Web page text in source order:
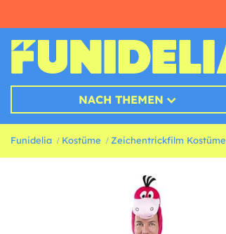
NACH THEMEN
Funidelia Kostüme Zeichentrickfilm Kostüme